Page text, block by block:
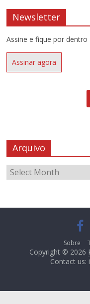
Newsletter
Assine e fique por
Assinar agora
Arquivo
Sobre
Copyright © 2026
Contact us: